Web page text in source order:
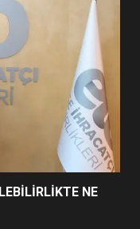
NEYİ
NE